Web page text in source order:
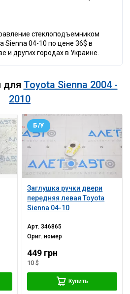
стеклоподъемником
Sienna 04-10 по цене 36$ в
и других городах в Украине.
для Toyota Sienna 2004 -
2010
Заглушка ручки двери
передняя левая Toyota
Sienna 04-10
Б/У
Арт.346865
Ориг. номер
449 грн
10 $
Купить